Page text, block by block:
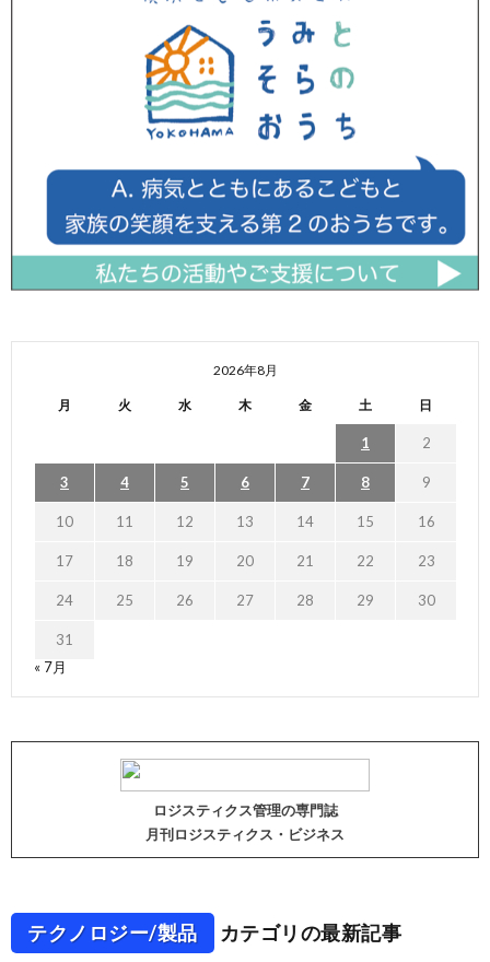
2026年8月
月 火 水 木 金 土 日
1 2
3 4 5 6 7 8 9
10 11 12 13 14 15 16
17 18 19 20 21 22 23
24 25 26 27 28 29 30
31
« 7月
ロジスティクス管理の専門誌
月刊ロジスティクス・ビジネス
テクノロジー/製品 カテゴリの最新記事